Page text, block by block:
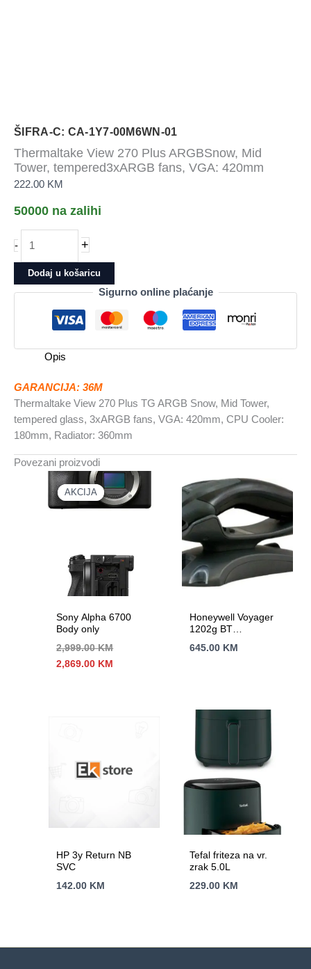
ŠIFRA-C: CA-1Y7-00M6WN-01
Thermaltake View 270 Plus ARGBSnow, Mid
Tower, tempered3xARGB fans, VGA: 420mm
222.00 KM
50000 na zalihi
-
View
270
Plus
tempered3xARGB
VGA:
420mm
+
Dodaj u košaricu
Sigurno online plaćanje
Opis
GARANCIJA: 36M
Thermaltake View 270 Plus TG ARGB Snow, Mid Tower,
tempered glass, 3xARGB fans, VGA: 420mm, CPU Cooler:
180mm, Radiator: 360mm
Povezani proizvodi
AKCIJA
AKCIJA
Sony Alpha 6700
Body only
2,999.00KM
Izvorna
cijena
2,869.00 KM
Honeywell Voyager
1202g BT
domet,Crni
645.00 KM
HP 3y Return NB
SVC
142.00 KM
Tefal friteza na vr.
zrak 5.0L
229.00 KM